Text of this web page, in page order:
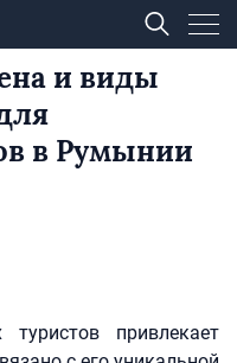
и виды
в Румынии
привлекает